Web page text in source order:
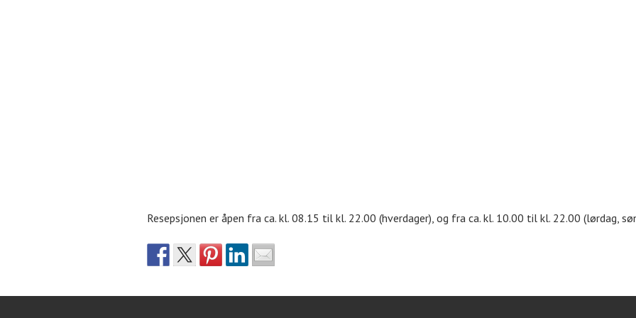
Resepsjonen er åpen fra ca. kl. 08.15 til kl. 22.00 (hverdager), og fra ca. kl. 10.00 til kl. 22.00 (lørdag,